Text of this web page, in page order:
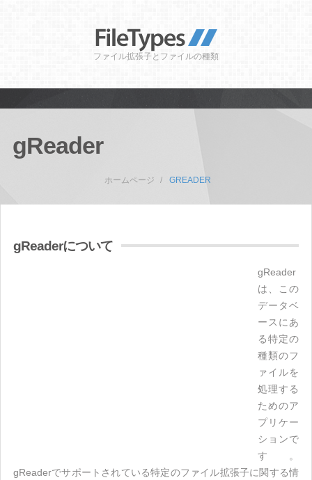
ファイル拡張子とファイルの種類
gReader
ホームページ GREADER
gReaderについて
gReader
は、この
データベ
ースにあ
る特定の
種類のフ
ァイルを
処理する
ためのア
プリケー
ションで
す。
gReaderでサポートされている特定のファイル拡張子に関する情